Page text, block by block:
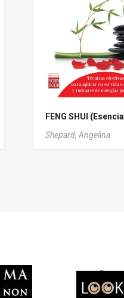
FENG SHUI
Shepard, Angelina